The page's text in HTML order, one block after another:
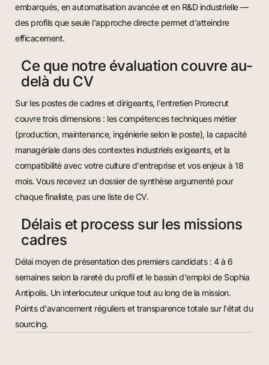
embarqués, en automatisation avancée et en R&D industrielle —
des profils que seule l'approche directe permet d'atteindre
efficacement.
Ce que notre évaluation couvre au-
delà du CV
Sur les postes de cadres et dirigeants, l'entretien Prorecrut
couvre trois dimensions : les compétences techniques métier
(production, maintenance, ingénierie selon le poste), la capacité
managériale dans des contextes industriels exigeants, et la
compatibilité avec votre culture d'entreprise et vos enjeux à 18
mois. Vous recevez un dossier de synthèse argumenté pour
chaque finaliste, pas une liste de CV.
Délais et process sur les missions
cadres
Délai moyen de présentation des premiers candidats : 4 à 6
semaines selon la rareté du profil et le bassin d'emploi de Sophia
Antipolis. Un interlocuteur unique tout au long de la mission.
Points d'avancement réguliers et transparence totale sur l'état du
sourcing.